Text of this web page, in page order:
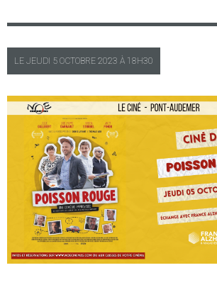
LEJEUDI 5 OCTOBRE 2023 À 18H30